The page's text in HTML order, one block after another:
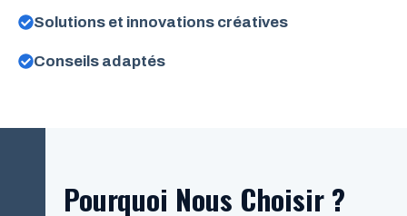
Solutions et innovations créatives
Conseils adaptés
Pourquoi Nous Choisir ?